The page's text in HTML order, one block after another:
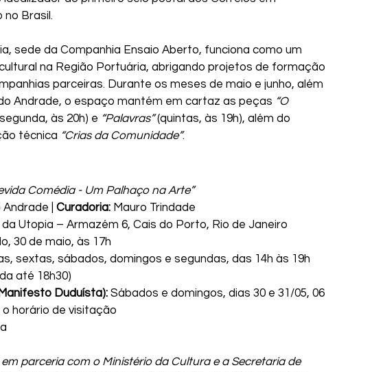
no Brasil.
sede da Companhia Ensaio Aberto, funciona como um
na Região Portuária, abrigando projetos de formação
parceiras. Durante os meses de maio e junho, além
Andrade, o espaço mantém em cartaz as peças “O
às 20h) e “Palavras” (quintas, às 19h), além do
técnica “Crias da Comunidade”.
Comédia - Um Palhaço na Arte”
| Curadoria: Mauro Trindade
Utopia – Armazém 6, Cais do Porto, Rio de Janeiro
30 de maio, às 17h
sextas, sábados, domingos e segundas, das 14h às 19h
até 18h30)
Duduísta): Sábados e domingos, dias 30 e 31/05, 06
horário de visitação
parceria com o Ministério da Cultura e a Secretaria de